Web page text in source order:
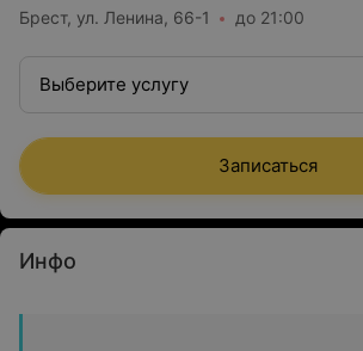
Брест, ул. Ленина, 66-1 до 21:00
Выберите услугу
Записаться
Инфо